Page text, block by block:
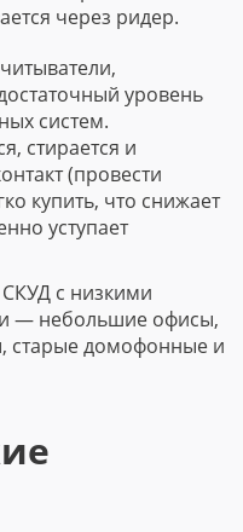
через ридер.
уровень
систем.
стирается и
(провести
купить, что снижает
уступает
с низкими
— небольшие офисы,
старые домофонные и